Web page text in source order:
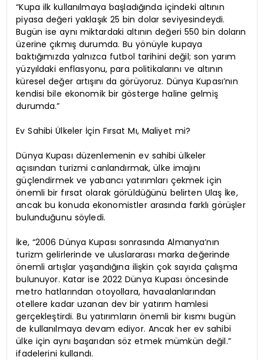
“Kupa ilk kullanılmaya başladığında içindeki altının
piyasa değeri yaklaşık 25 bin dolar seviyesindeydi.
Bugün ise aynı miktardaki altının değeri 550 bin doların
üzerine çıkmış durumda. Bu yönüyle kupaya
baktığımızda yalnızca futbol tarihini değil; son yarım
yüzyıldaki enflasyonu, para politikalarını ve altının
küresel değer artışını da görüyoruz. Dünya Kupası’nın
kendisi bile ekonomik bir gösterge haline gelmiş
durumda.”
Ev Sahibi Ülkeler İçin Fırsat Mı, Maliyet mi?
Dünya Kupası düzenlemenin ev sahibi ülkeler
açısından turizmi canlandırmak, ülke imajını
güçlendirmek ve yabancı yatırımları çekmek için
önemli bir fırsat olarak görüldüğünü belirten Ulaş İke,
ancak bu konuda ekonomistler arasında farklı görüşler
bulunduğunu söyledi.
İke, “2006 Dünya Kupası sonrasında Almanya’nın
turizm gelirlerinde ve uluslararası marka değerinde
önemli artışlar yaşandığına ilişkin çok sayıda çalışma
bulunuyor. Katar ise 2022 Dünya Kupası öncesinde
metro hatlarından otoyollara, havaalanlarından
otellere kadar uzanan dev bir yatırım hamlesi
gerçekleştirdi. Bu yatırımların önemli bir kısmı bugün
de kullanılmaya devam ediyor. Ancak her ev sahibi
ülke için aynı başarıdan söz etmek mümkün değil.”
ifadelerini kullandı.